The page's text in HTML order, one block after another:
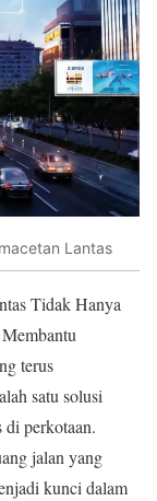
Lantas
Tidak Hanya
terus
satu solusi
di perkotaan.
jalan yang
kunci dalam